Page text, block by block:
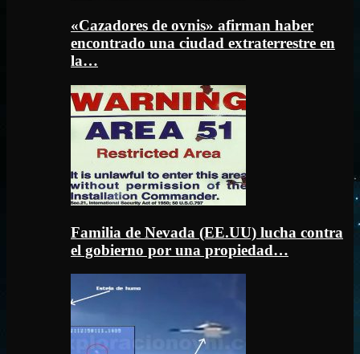
«Cazadores de ovnis» afirman haber
encontrado una ciudad extraterrestre en
la…
Familia de Nevada (EE.UU) lucha contra
el gobierno por una propiedad…